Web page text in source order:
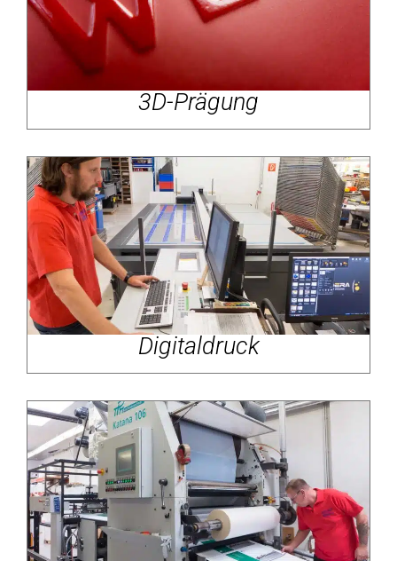
3D-Prägung
Digitaldruck